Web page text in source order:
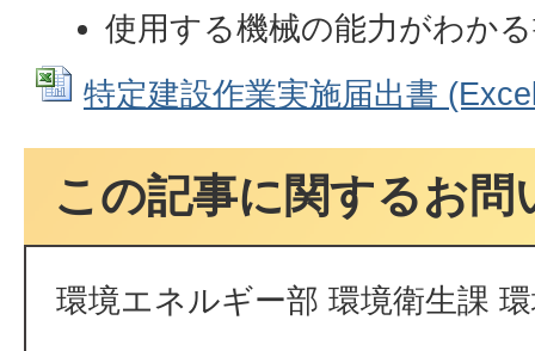
使用する機械の能力がわか
特定建設作業実施届出書
この記事に関するお問
環境エネルギー部 環境衛生課